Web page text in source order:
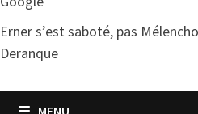
Erner s’est saboté, pas
Deranque
MENU